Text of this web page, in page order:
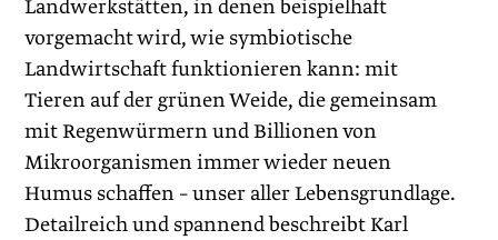
Landwerkstätten, in denen beispielhaft
vorgemacht wird, wie symbiotische
Landwirtschaft funktionieren kann: mit
Tieren auf der grünen Weide, die gemeinsam
mit Regenwürmern und Billionen von
Mikroorganismen immer wieder neuen
Humus schaffen – unser aller Lebensgrundlage.
Detailreich und spannend beschreibt Karl